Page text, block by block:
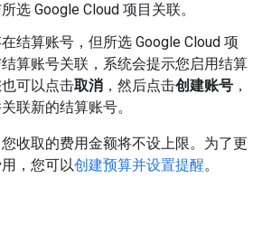
选 Google Cloud 项目关联。
结算账号，但所选 Google Cloud 项
算账号关联，系统会提示您启用结算
可以点击取消 ，然后点击创建账号 ，
联新的结算账号。
收取的费用金额将不设上限。为了更
，您可以创建预算并设置提醒。